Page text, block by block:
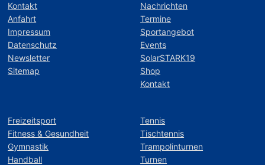
Kontakt
Anfahrt
Impressum
Datenschutz
Newsletter
Sitemap
Nachrichten
Termine
Sportangebot
Events
SolarSTARK19
Shop
Kontakt
Freizeitsport
Fitness & Gesundheit
Gymnastik
Handball
Tennis
Tischtennis
Trampolinturnen
Turnen